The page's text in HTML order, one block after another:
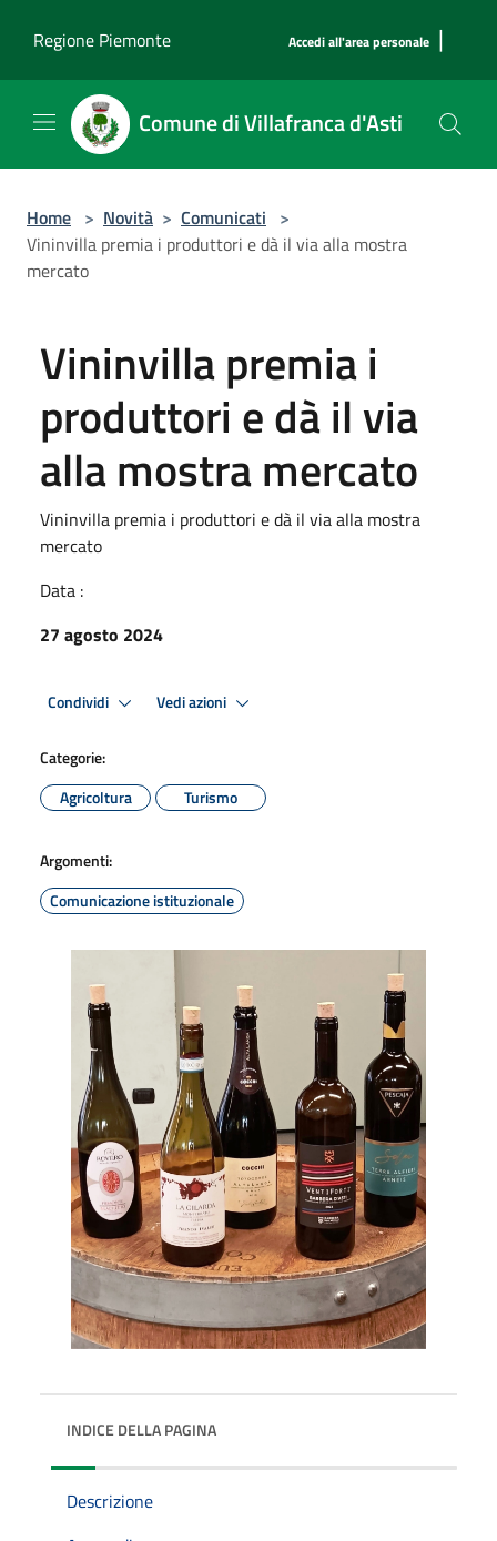
Regione Piemonte
Accedi all'area personale |
Comune di Villafranca d'Asti
Home > Novità > Comunicati >
Vininvilla premia i produttori e dà il via alla mostra
mercato
Vininvilla premia i
produttori e dà il via
alla mostra mercato
Vininvilla premia i produttori e dà il via alla mostra
mercato
Data :
27 agosto 2024
Condividi Vedi azioni
Categorie:
Agricoltura
Turismo
Argomenti:
Comunicazione istituzionale
INDICE DELLA PAGINA
Descrizione